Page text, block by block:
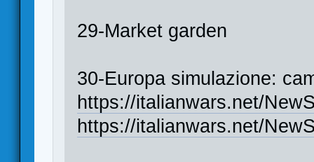
29-Market garden
30-Europa simulazione:
https://italianwars.net/
https://italianwars.net/